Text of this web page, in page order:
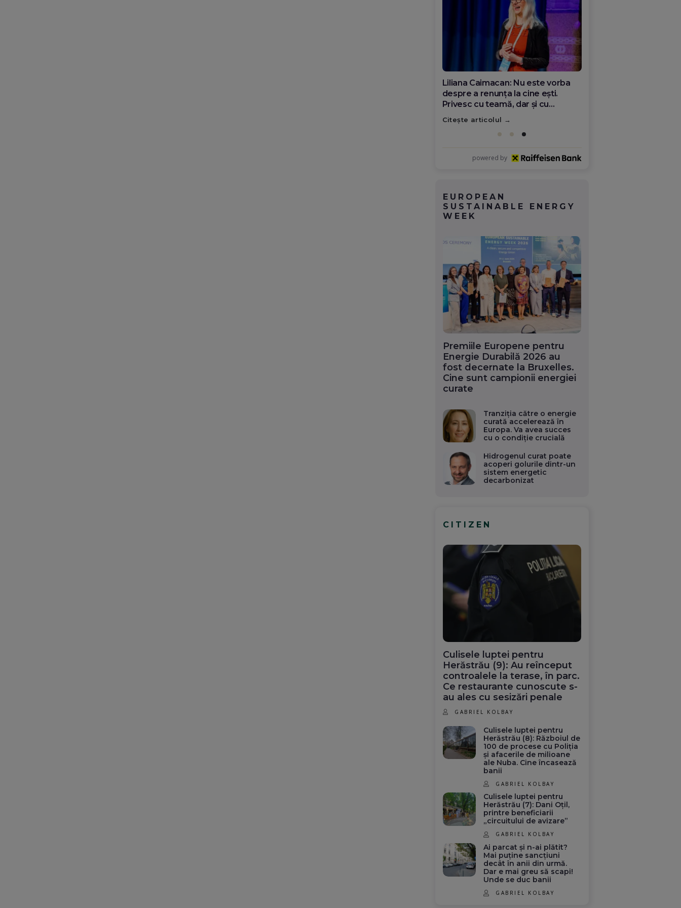
Diana Olar, românca de la Google
care demonstrează că diaspora
poate schimba România
Citește articolul
powered by
EUROPEAN
SUSTAINABLE ENERGY
WEEK
Premiile Europene pentru
Energie Durabilă 2026 au
fost decernate la Bruxelles.
Cine sunt campionii energiei
curate
Tranziția către o energie
curată accelerează în
Europa. Va avea succes
cu o condiție crucială
Hidrogenul curat poate
acoperi golurile dintr-un
sistem energetic
decarbonizat
CITIZEN
Culisele luptei pentru
Herăstrău (9): Au reînceput
controalele la terase, în parc.
Ce restaurante cunoscute s-
au ales cu sesizări penale
GABRIEL KOLBAY
Culisele luptei pentru
Herăstrău (8): Războiul de
100 de procese cu Poliția
și afacerile de milioane
ale Nuba. Cine încasează
banii
GABRIEL KOLBAY
Culisele luptei pentru
Herăstrău (7): Dani Oțil,
printre beneficiarii
„circuitului de avizare”
GABRIEL KOLBAY
Ai parcat și n-ai plătit?
Mai puține sancțiuni
decât în anii din urmă.
Dar e mai greu să scapi!
Unde se duc banii
GABRIEL KOLBAY